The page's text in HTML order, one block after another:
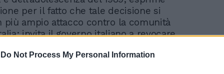
Do Not Process My Personal Information
per il fatto che tale decisione si
più ampio attacco contro la comunità
invita il governo italiano a revocare